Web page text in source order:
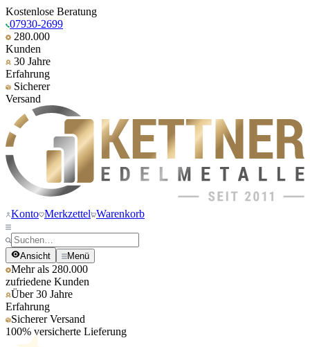
Kostenlose Beratung
07930-2699
280.000
Kunden
30 Jahre
Erfahrung
Sicherer
Versand
Konto Merkzettel Warenkorb
Ansicht Menü
Mehr als 280.000
zufriedene Kunden
Über 30 Jahre
Erfahrung
Sicherer Versand
100% versicherte Lieferung